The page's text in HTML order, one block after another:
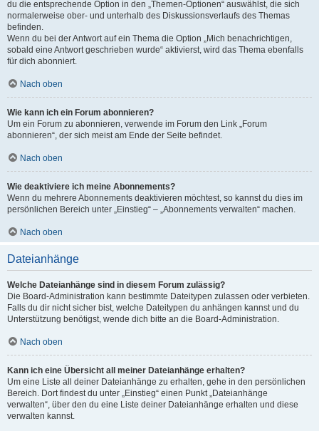
du die entsprechende Option in den „Themen-Optionen“ auswählst, die sich
normalerweise ober- und unterhalb des Diskussionsverlaufs des Themas
befinden.
Wenn du bei der Antwort auf ein Thema die Option „Mich benachrichtigen,
sobald eine Antwort geschrieben wurde“ aktivierst, wird das Thema ebenfalls
für dich abonniert.
Nach oben
Wie kann ich ein Forum abonnieren?
Um ein Forum zu abonnieren, verwende im Forum den Link „Forum
abonnieren“, der sich meist am Ende der Seite befindet.
Nach oben
Wie deaktiviere ich meine Abonnements?
Wenn du mehrere Abonnements deaktivieren möchtest, so kannst du dies im
persönlichen Bereich unter „Einstieg“ – „Abonnements verwalten“ machen.
Nach oben
Dateianhänge
Welche Dateianhänge sind in diesem Forum zulässig?
Die Board-Administration kann bestimmte Dateitypen zulassen oder verbieten.
Falls du dir nicht sicher bist, welche Dateitypen du anhängen kannst und du
Unterstützung benötigst, wende dich bitte an die Board-Administration.
Nach oben
Kann ich eine Übersicht all meiner Dateianhänge erhalten?
Um eine Liste all deiner Dateianhänge zu erhalten, gehe in den persönlichen
Bereich. Dort findest du unter „Einstieg“ einen Punkt „Dateianhänge
verwalten“, über den du eine Liste deiner Dateianhänge erhalten und diese
verwalten kannst.